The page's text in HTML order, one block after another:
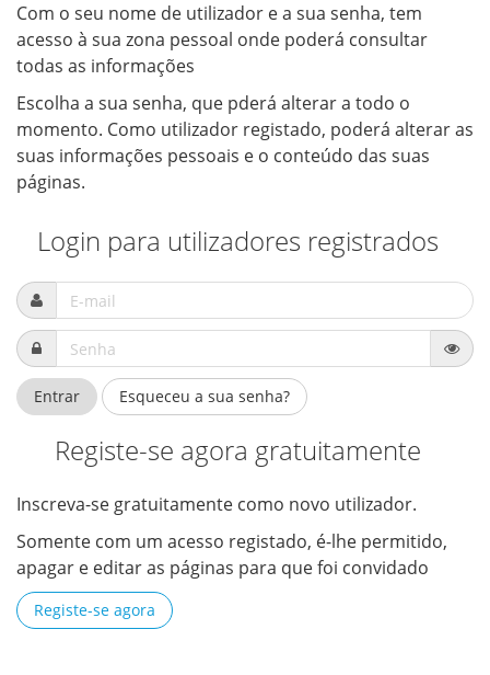
Com o seu nome de utilizador e a sua senha, tem
acesso à sua zona pessoal onde poderá consultar
todas as informações
Escolha a sua senha, que pderá alterar a todo o
momento. Como utilizador registado, poderá alterar as
suas informações pessoais e o conteúdo das suas
páginas.
Login para utilizadores registrados
Entrar Esqueceu a sua senha?
Registe-se agora gratuitamente
Inscreva-se gratuitamente como novo utilizador.
Somente com um acesso registado, é-lhe permitido,
apagar e editar as páginas para que foi convidado
Registe-se agora